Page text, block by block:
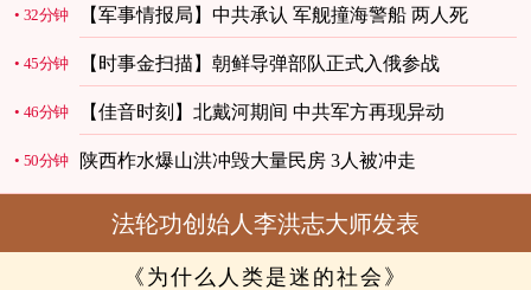
32分钟 【军事情报局】中共承认 军舰撞海警船 两人死
45分钟 【时事金扫描】朝鲜导弹部队正式入俄参战
46分钟 【佳音时刻】北戴河期间 中共军方再现异动
50分钟 陕西柞水爆山洪冲毁大量民房 3人被冲走
法轮功创始人李洪志大师发表
《为什么人类是迷的社会》